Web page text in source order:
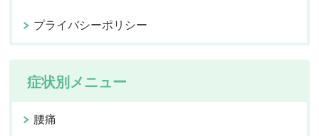
プライバシーポリシー
症状別メニュー
腰痛